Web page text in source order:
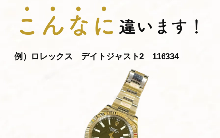
例）ロレックス デイトジャスト2 116334